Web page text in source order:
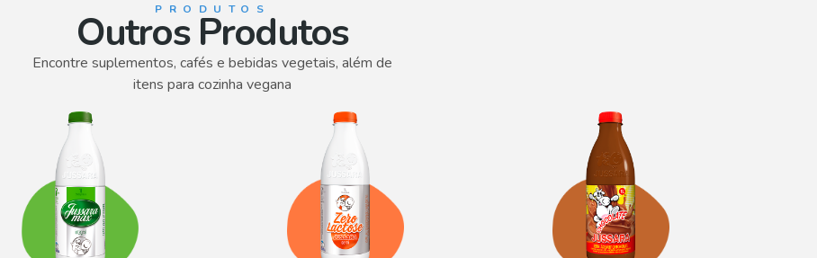
PRODUTOS
Outros Produtos
Encontre suplementos, cafés e bebidas vegetais, além de
itens para cozinha vegana